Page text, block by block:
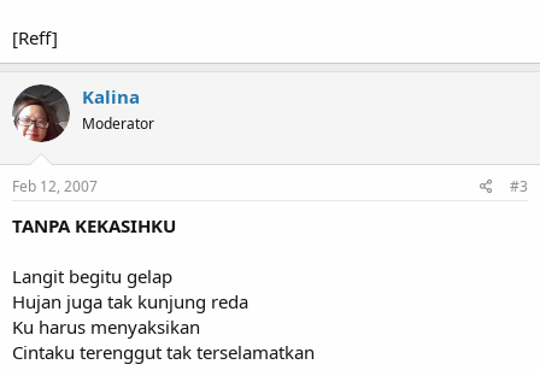
[Reff]
Kalina
Moderator
Feb 12, 2007 #3
TANPA KEKASIHKU
Langit begitu gelap
Hujan juga tak kunjung reda
Ku harus menyaksikan
Cintaku terenggut tak terselamatkan